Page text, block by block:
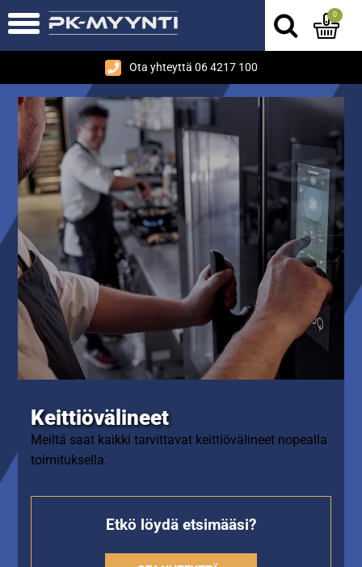
Ota yhteyttä 06 4217 100
0
Keittiövälineet
Meiltä saat kaikki tarvittavat keittiövälineet nopealla
toimituksella.
Etkö löydä etsimääsi?